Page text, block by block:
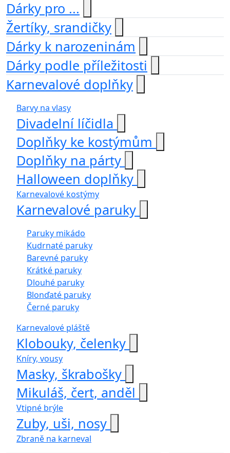
Dárky pro ...
Žertíky, srandičky
Dárky k narozeninám
Dárky podle příležitosti
Karnevalové doplňky
Barvy na vlasy
Divadelní líčidla
Doplňky ke kostýmům
Doplňky na párty
Halloween doplňky
Karnevalové kostýmy
Karnevalové paruky
Paruky mikádo
Kudrnaté paruky
Barevné paruky
Krátké paruky
Dlouhé paruky
Blonďaté paruky
Černé paruky
Karnevalové pláště
Klobouky, čelenky
Kníry, vousy
Masky, škrabošky
Mikuláš, čert, anděl
Vtipné brýle
Zuby, uši, nosy
Zbraně na karneval